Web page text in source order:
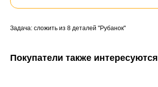
Задача: сложить из 8 деталей "Рубанок"
Покупатели также интересуются